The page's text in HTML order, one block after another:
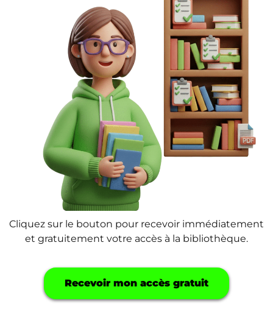
Cliquez sur le bouton pour recevoir immédiatement
et gratuitement votre accès à la bibliothèque.
Recevoir mon accès gratuit